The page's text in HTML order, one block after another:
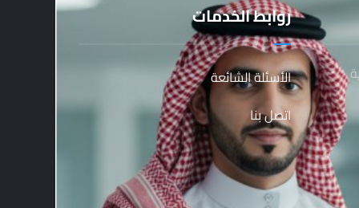
روابط الخدمات
الأسئلة الشائعة
اتصل بنا